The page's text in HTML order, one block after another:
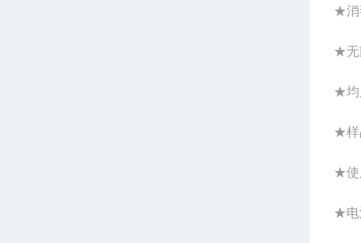
★消
★无
★均
★样
★使
★电